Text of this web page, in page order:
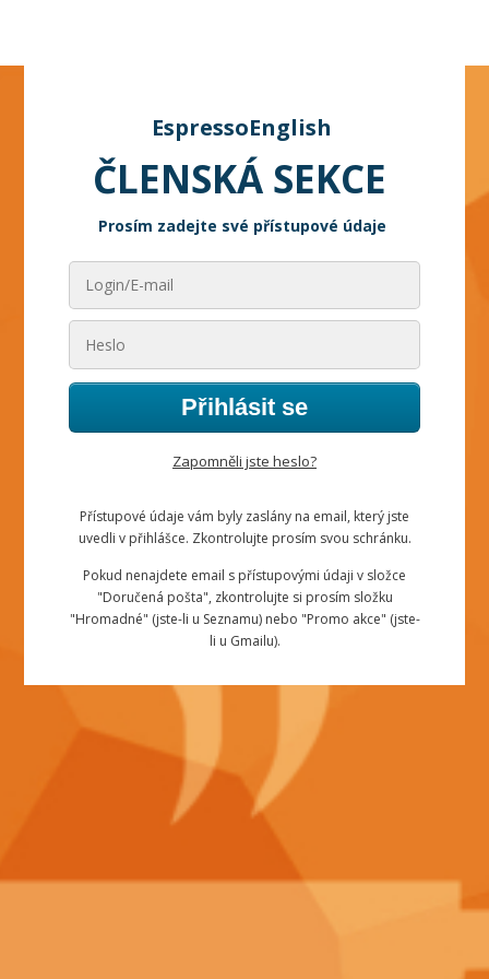
EspressoEnglish
ČLENSKÁ SEKCE
Prosím zadejte své přístupové údaje
Přihlásit se
Zapomněli jste heslo?
Přístupové údaje vám byly zaslány na email, který jste
uvedli v přihlášce. Zkontrolujte prosím svou schránku.
Pokud nenajdete email s přístupovými údaji v složce
"Doručená pošta", zkontrolujte si prosím složku
"Hromadné" (jste-li u Seznamu) nebo "Promo akce" (jste-
li u Gmailu).